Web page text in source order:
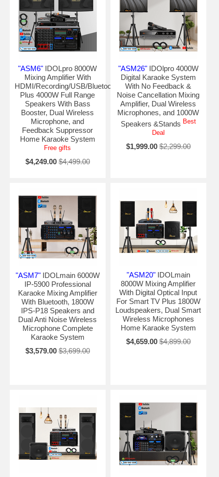
"ASM6" IDOLpro 8000W
Mixing Amplifier With
HDMI/Recording/USB/Bluetooth
Plus 4000W Full Range
Speakers With Bass
Booster, Dual Wireless
Microphone, and
Feedback Suppressor
Home Karaoke System
Free gifts
$4,249.00 $4,499.00
"ASM26" IDOlpro 4000W
Digital Karaoke System
With No Feedback &
Noise Cancellation Mixing
Amplifier, Dual Wireless
Microphones, and 1000W
Speakers &Stands Best
Deal
$1,999.00 $2,299.00
"ASM7" IDOLmain 6000W
IP-5900 Professional
Karaoke Mixing Amplifier
With Bluetooth, 1800W
IPS-P18 Speakers and
Dual Anti Noise Wireless
Microphone Complete
Karaoke System
$3,579.00 $3,699.00
"ASM20" IDOLmain
8000W Mixing Amplifier
With Digital Optical Input
For Smart TV Plus 1800W
Loudspeakers, Dual Smart
Wireless Microphones
Home Karaoke System
$4,659.00 $4,899.00